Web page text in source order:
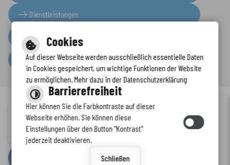
Dienstleistungen
Presseinformationen
Serviceportal
Inhalt-Impressum-Datenschutzerklärung Kontaktformular -
Barrierefreiheit
bycm citymedia GmbH
Immer auf dem neuesten Stand
www.enkreis.de möchte Ihnen Benachrichtigungen senden
Cookies
Auf dieser Webseite werden ausschließlich essentielle Daten
in Cookies gespeichert, um wichtige Funktionen der Website
zu ermöglichen. Mehr dazu in der Datenschutzerklärung
Barrierefreiheit
Hier können Sie die Farbkontraste auf dieser
Webseite erhöhen. Sie können diese
Einstellungen über den Button "Kontrast"
jederzeit deaktivieren.
Schließen